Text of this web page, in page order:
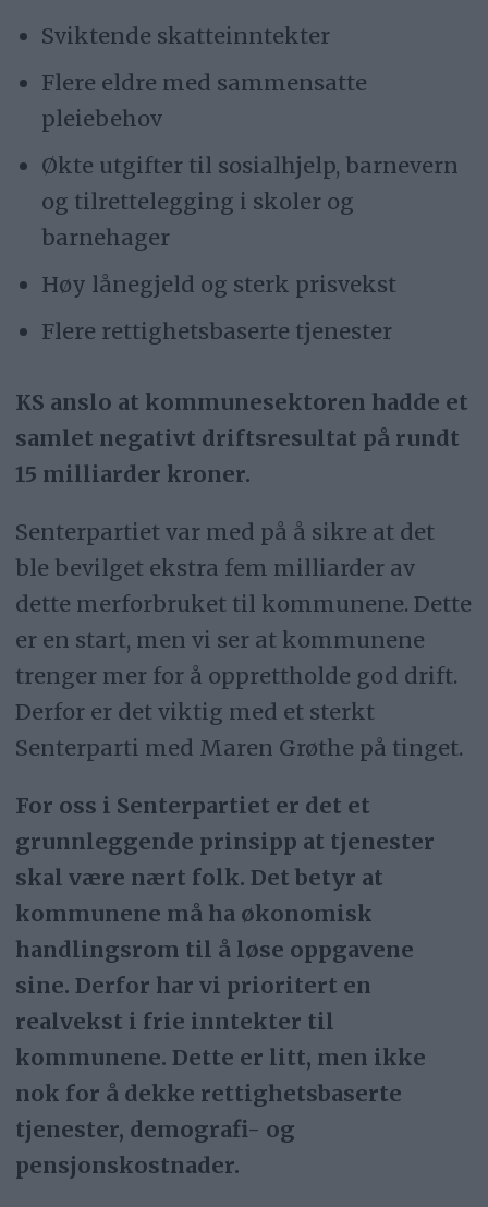
Sviktende skatteinntekter
Flere eldre med sammensatte
pleiebehov
Økte utgifter til sosialhjelp, barnevern
og tilrettelegging i skoler og
barnehager
Høy lånegjeld og sterk prisvekst
Flere rettighetsbaserte tjenester
KS anslo at kommunesektoren hadde et
samlet negativt driftsresultat på rundt
15 milliarder kroner.
Senterpartiet var med på å sikre at det
ble bevilget ekstra fem milliarder av
dette merforbruket til kommunene. Dette
er en start, men vi ser at kommunene
trenger mer for å opprettholde god drift.
Derfor er det viktig med et sterkt
Senterparti med Maren Grøthe på tinget.
For oss i Senterpartiet er det et
grunnleggende prinsipp at tjenester
skal være nært folk. Det betyr at
kommunene må ha økonomisk
handlingsrom til å løse oppgavene
sine. Derfor har vi prioritert en
realvekst i frie inntekter til
kommunene. Dette er litt, men ikke
nok for å dekke rettighetsbaserte
tjenester, demografi- og
pensjonskostnader.